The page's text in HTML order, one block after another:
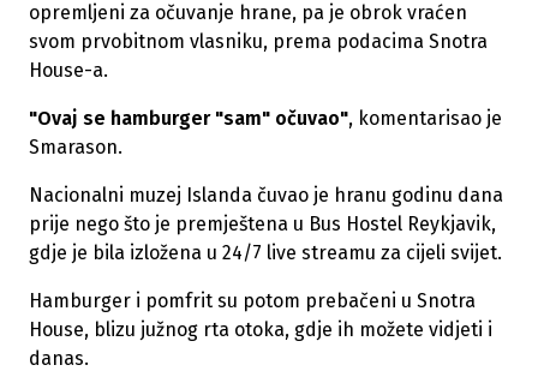
opremljeni za očuvanje hrane, pa je obrok vraćen
svom prvobitnom vlasniku, prema podacima Snotra
House-a.
"Ovaj se hamburger "sam" očuvao", komentarisao je
Smarason.
Nacionalni muzej Islanda čuvao je hranu godinu dana
prije nego što je premještena u Bus Hostel Reykjavik,
gdje je bila izložena u 24/7 live streamu za cijeli svijet.
Hamburger i pomfrit su potom prebačeni u Snotra
House, blizu južnog rta otoka, gdje ih možete vidjeti i
danas.